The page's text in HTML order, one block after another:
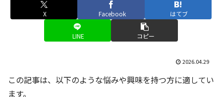
X Facebook はてブ
LINE コピー
2026.04.29
この記事は、以下のような悩みや興味を持つ方に適してい
ます。